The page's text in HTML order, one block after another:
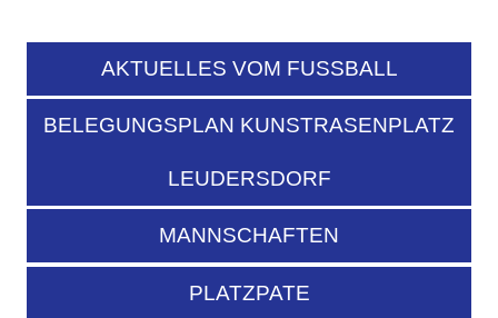
AKTUELLES VOM FUSSBALL
BELEGUNGSPLAN KUNSTRASENPLATZ
LEUDERSDORF
MANNSCHAFTEN
PLATZPATE